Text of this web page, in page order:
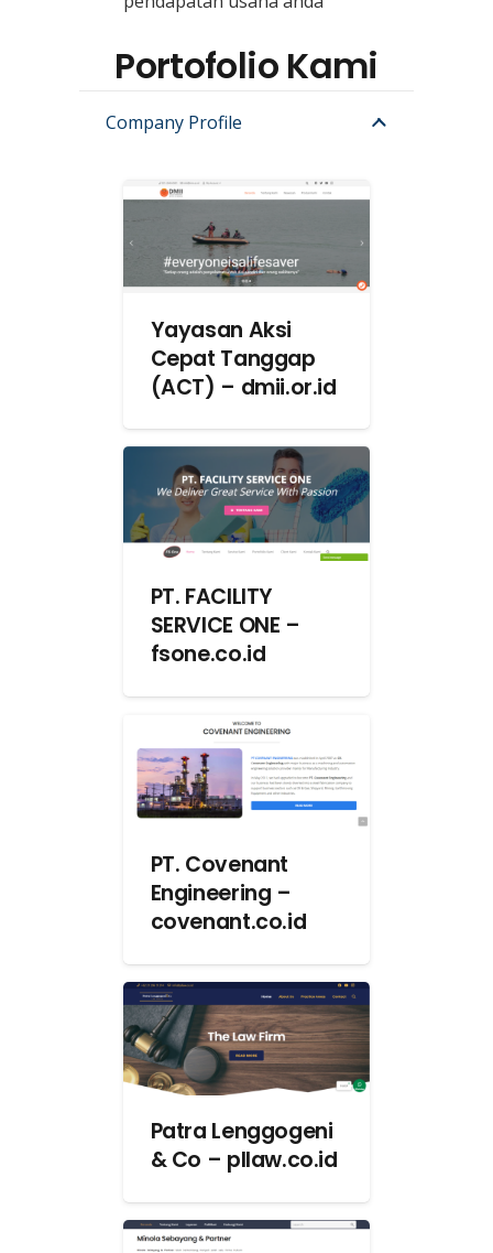
Portofolio Kami
Company Profile
Yayasan Aksi
Cepat Tanggap
(ACT) – dmii.or.id
PT. FACILITY
SERVICE ONE –
fsone.co.id
PT. Covenant
Engineering –
covenant.co.id
Patra Lenggogeni
& Co – pllaw.co.id